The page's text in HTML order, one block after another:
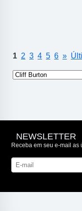
1 2 3 4 5 6 »
NEWSLETTER
Receba em seu e-mail